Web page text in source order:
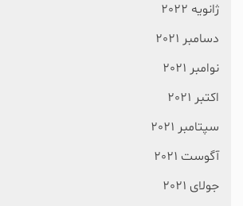
ژانویه 2022
دسامبر 2021
نوامبر 2021
اکتبر 2021
سپتامبر 2021
آگوست 2021
جولای 2021